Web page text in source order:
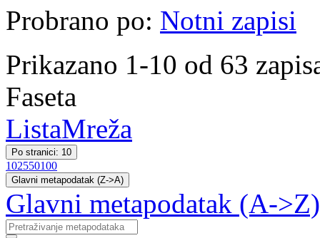
Probrano po: Notni zapisi
Prikazano 1-10 od 63
Faseta
ListaMreža
Po stranici: 10
102550100
Glavni metapodatak (Z->A)
Glavni metapodatak (A->Z)